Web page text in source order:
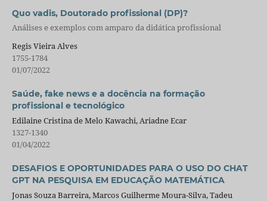
Quo vadis, Doutorado profissional (DP)?
Análises e exemplos com amparo da didática profissional
Regis Vieira Alves
1755-1784
01/07/2022
Saúde, fake news e a docência na formação
profissional e tecnológico
Edilaine Cristina de Melo Kawachi, Ariadne Ecar
1327-1340
01/04/2022
DESAFIOS E OPORTUNIDADES PARA O USO DO CHAT
GPT NA PESQUISA EM EDUCAÇÃO MATEMÁTICA
Jonas Souza Barreira, Marcos Guilherme Moura-Silva, Tadeu